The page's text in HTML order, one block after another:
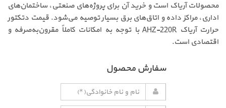
محصولات آریاک است و خرید آن برای پروژه‌های صنعتی، ساختمان‌های
اداری، مراکز داده و اتاق‌های برق بسیار توصیه می‌شود. قیمت دتکتور
حرارت آریاک AHZ-220R با توجه به امکانات کاملاً مقرون‌به‌صرفه و
اقتصادی است.
سفارش محصول